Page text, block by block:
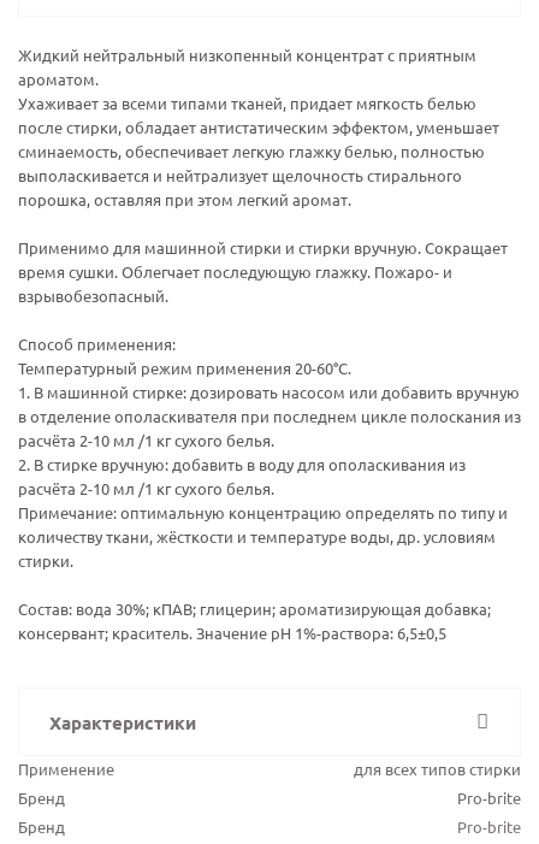
Жидкий нейтральный низкопенный концентрат с приятным
ароматом.
Ухаживает за всеми типами тканей, придает мягкость белью
после стирки, обладает антистатическим эффектом, уменьшает
сминаемость, обеспечивает легкую глажку белью, полностью
выполаскивается и нейтрализует щелочность стирального
порошка, оставляя при этом легкий аромат.
Применимо для машинной стирки и стирки вручную. Сокращает
время сушки. Облегчает последующую глажку. Пожаро- и
взрывобезопасный.
Способ применения:
Температурный режим применения 20-60°С.
1. В машинной стирке: дозировать насосом или добавить вручную
в отделение ополаскивателя при последнем цикле полоскания из
расчёта 2-10 мл /1 кг сухого белья.
2. В стирке вручную: добавить в воду для ополаскивания из
расчёта 2-10 мл /1 кг сухого белья.
Примечание: оптимальную концентрацию определять по типу и
количеству ткани, жёсткости и температуре воды, др. условиям
стирки.
Состав: вода 30%; кПАВ; глицерин; ароматизирующая добавка;
консервант; краситель. Значение pH 1%-раствора: 6,5±0,5
Характеристики
Применение
для всех типов стирки
Бренд
Pro-brite
Бренд
Pro-brite